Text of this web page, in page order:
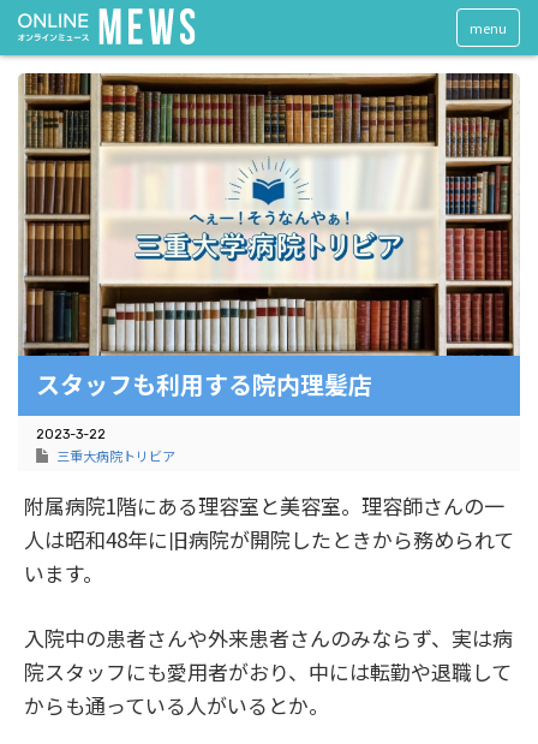
menu
スタッフも利用する院内理髪店
2023-3-22
三重大病院トリビア
附属病院1階にある理容室と美容室。理容師さんの一
人は昭和48年に旧病院が開院したときから務められて
います。
入院中の患者さんや外来患者さんのみならず、実は病
院スタッフにも愛用者がおり、中には転勤や退職して
からも通っている人がいるとか。